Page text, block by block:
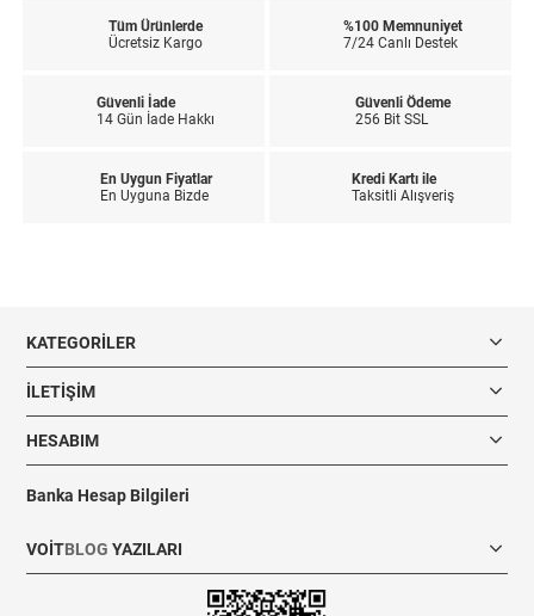
Tüm Ürünlerde
Ücretsiz Kargo
%100 Memnuniyet
7/24 Canlı Destek
Güvenli İade
14 Gün İade Hakkı
Güvenli Ödeme
256 Bit SSL
En Uygun Fiyatlar
En Uyguna Bizde
Kredi Kartı ile
Taksitli Alışveriş
KATEGORILER
İLETIŞIM
HESABIM
Banka Hesap Bilgileri
VOITBLOG YAZILARI